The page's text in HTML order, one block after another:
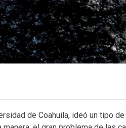
de Coahuila, ideó un tipo